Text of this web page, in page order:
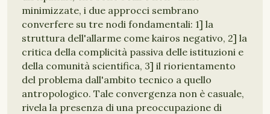
minimizzate, i due approcci sembrano
converfere su tre nodi fondamentali: 1] la
struttura dell'allarme come kairos negativo, 2] la
critica della complicità passiva delle istituzioni e
della comunità scientifica, 3] il riorientamento
del problema dall'ambito tecnico a quello
antropologico. Tale convergenza non è casuale,
rivela la presenza di una preoccupazione di